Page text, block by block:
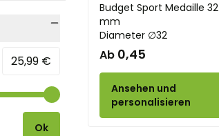
Höchstwert
25,99 €
Ok
Budget Sport Medaille 32
mm
Diameter ∅32
Ab 0,45
Ansehen und
personalisieren